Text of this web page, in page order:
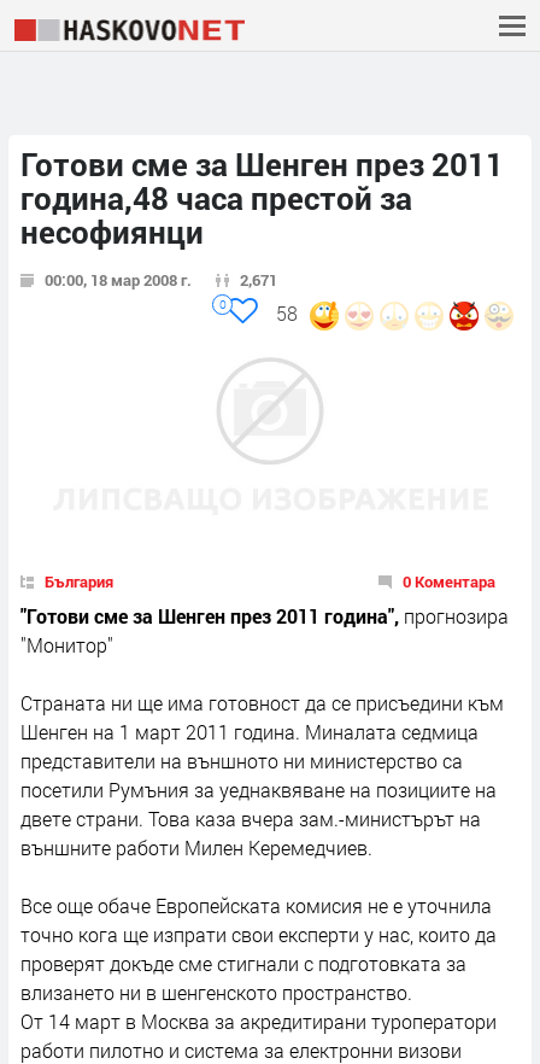
Готови сме за Шенген през 2011
година,48 часа престой за
несофиянци
00:00, 18 мар 2008 г. 2,671
58
0
България 0 Коментара
"Готови сме за Шенген през 2011 година", прогнозира
"Монитор"
Страната ни ще има готовност да се присъедини към
Шенген на 1 март 2011 година. Миналата седмица
представители на външното ни министерство са
посетили Румъния за уеднаквяване на позициите на
двете страни. Това каза вчера зам.-министърът на
външните работи Милен Керемедчиев.
Все още обаче Европейската комисия не е уточнила
точно кога ще изпрати свои експерти у нас, които да
проверят докъде сме стигнали с подготовката за
влизането ни в шенгенското пространство.
От 14 март в Москва за акредитирани туроператори
работи пилотно и система за електронни визови